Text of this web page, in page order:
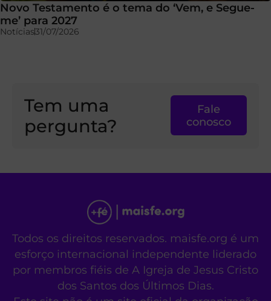
Novo Testamento é o tema do ‘Vem, e Segue-
me’ para 2027
Notícias31/07/2026
Tem uma
pergunta?
Fale
conosco
Todos os direitos reservados. maisfe.org é um
esforço internacional independente liderado
por membros fiéis de A Igreja de Jesus Cristo
dos Santos dos Últimos Dias.